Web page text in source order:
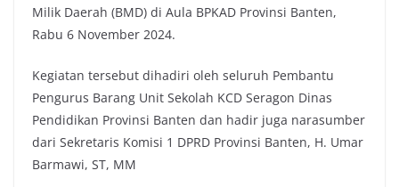
Milik Daerah (BMD) di Aula BPKAD Provinsi Banten,
Rabu 6 November 2024.
Kegiatan tersebut dihadiri oleh seluruh Pembantu
Pengurus Barang Unit Sekolah KCD Seragon Dinas
Pendidikan Provinsi Banten dan hadir juga narasumber
dari Sekretaris Komisi 1 DPRD Provinsi Banten, H. Umar
Barmawi, ST, MM